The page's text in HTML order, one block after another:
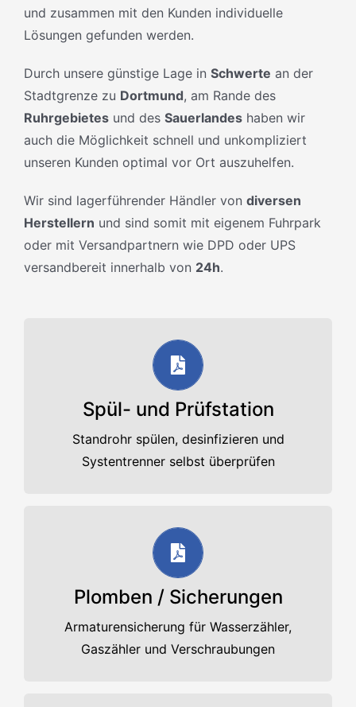
und zusammen mit den Kunden individuelle
Lösungen gefunden werden.
Durch unsere günstige Lage in Schwerte an der
Stadtgrenze zu Dortmund, am Rande des
Ruhrgebietesund des Sauerlandeshaben wir
auch die Möglichkeit schnell und unkompliziert
unseren Kunden optimal vor Ort auszuhelfen.
Wir sind lagerführender Händler von diversen
Herstellern und sind somit mit eigenem Fuhrpark
oder mit Versandpartnern wie DPD oder UPS
versandbereit innerhalb von 24h.
Spül- und Prüfstation
Standrohr spülen, desinfizieren und
Systentrenner selbst überprüfen
Unser Angebot
Plomben / Sicherungen
Armaturensicherung für Wasserzähler,
Gaszähler und Verschraubungen
Unser Angebot